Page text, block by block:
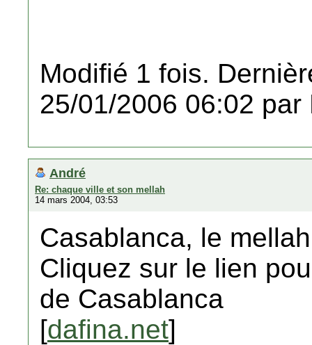
Modifié 1 fois.
25/01/2006 06:02 par
André
Re: chaque ville et son mellah
14 mars 2004, 03:53
Casablanca, le mellah
Cliquez sur le lien
de Casablanca
[dafina.net]